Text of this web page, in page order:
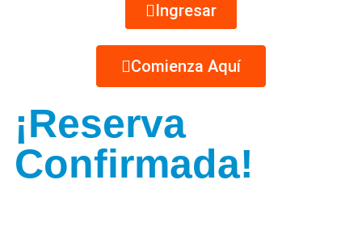
Ingresar
Comienza Aquí
¡Reserva
Confirmada!